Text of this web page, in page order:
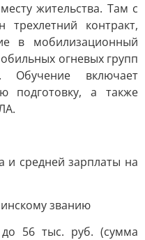
жительства. Там с
трехлетний контракт,
в мобилизационный
огневых групп
Обучение включает
подготовку, а также
и средней зарплаты на
званию
56 тыс. руб. (сумма